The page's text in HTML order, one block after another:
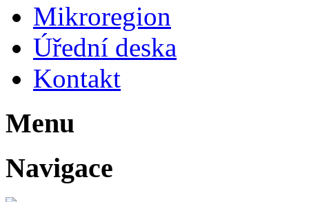
Mikroregion
Úřední deska
Kontakt
Menu
Navigace